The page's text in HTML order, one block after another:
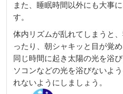
また、睡眠時間以外にも大事
す。
体内リズムが乱れてしまうと
ったり、朝シャキッと目が覚
同じ時間に起き太陽の光を浴
ソコンなどの光を浴びないよ
れないようにしましょう。